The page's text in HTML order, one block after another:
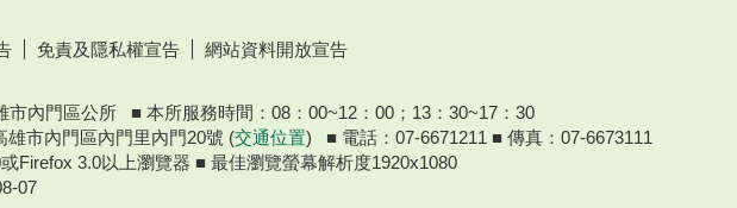
免責及隱私權宣告
網站資料開放宣告
市內門區公所 ■ 本所服務時間：08：00~12：00；13：30~17：30
雄市內門區內門里內門20號 (交通位置) ■ 電話：07-6671211 ■ 傳真：07-6673111
Firefox 3.0以上瀏覽器 ■ 最佳瀏覽螢幕解析度1920x1080
07